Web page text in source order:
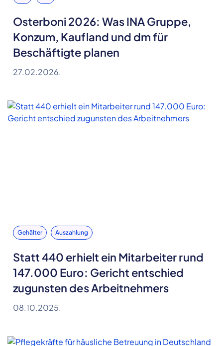
Osterboni 2026: Was INA Gruppe,
Konzum, Kaufland und dm für
Beschäftigte planen
27.02.2026.
Gehälter Auszahlung
Statt 440 erhielt ein Mitarbeiter rund
147.000 Euro: Gericht entschied
zugunsten des Arbeitnehmers
08.10.2025.